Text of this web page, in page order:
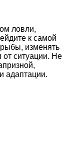
ловли,
к самой
изменять
от ситуации. Не
адаптации.